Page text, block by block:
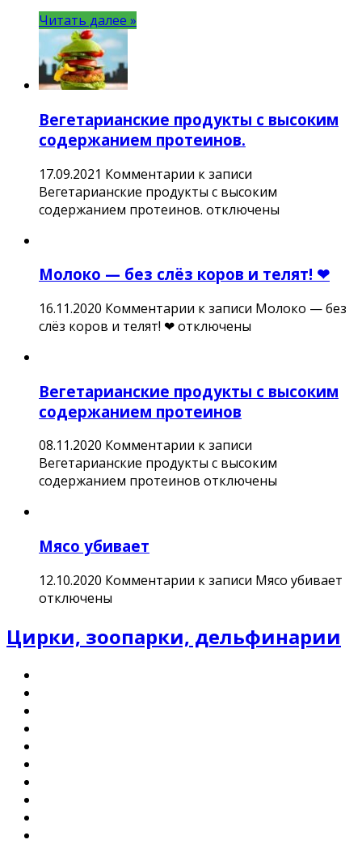
Читать далее »
Вегетарианские продукты с высоким
содержанием протеинов.
17.09.2021 Комментарии к записи
Вегетарианские продукты с высоким
содержанием протеинов. отключены
Молоко — без слёз коров и телят! ❤
16.11.2020 Комментарии к записи Молоко — без
слёз коров и телят! ❤отключены
Вегетарианские продукты с высоким
содержанием протеинов
08.11.2020 Комментарии к записи
Вегетарианские продукты с высоким
содержанием протеинов отключены
Мясо убивает
12.10.2020 Комментарии к записи Мясо убивает
отключены
Цирки, зоопарки, дельфинарии